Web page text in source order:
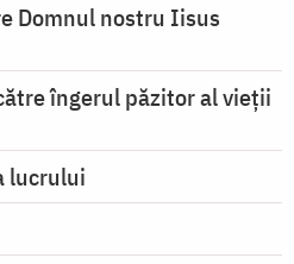
Domnul nostru Iisus
îngerul păzitor al vieții
lucrului